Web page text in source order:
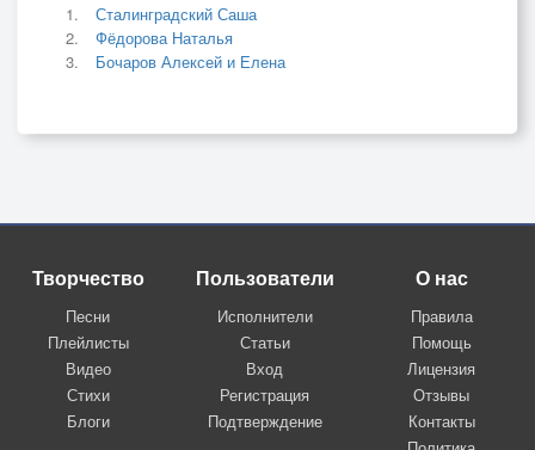
Сталинградский Саша
Фёдорова Наталья
Бочаров Алексей и Елена
Творчество
Песни
Плейлисты
Видео
Стихи
Блоги
Пользователи
Исполнители
Статьи
Вход
Регистрация
Подтверждение
О нас
Правила
Помощь
Лицензия
Отзывы
Контакты